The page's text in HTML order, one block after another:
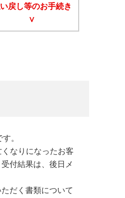
戻し等のお手続き
∨
。
なりになったお客
付結果は、後日メ
だく書類について